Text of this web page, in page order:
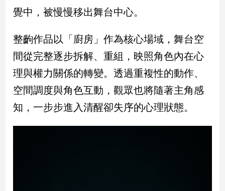
建
室
內
設
遊/
美
食
星
覺中，被慢慢移出舞台中心。
整齣作品以「廚房」作為核心場域，舞台空
間從完整逐步拆解、重組，映照角色內在心
理與權力關係的轉變。透過重複性的動作、
空間調度與角色互動，觀眾也將隨著主角感
知，一步步進入清醒卻失序的心理狀態。